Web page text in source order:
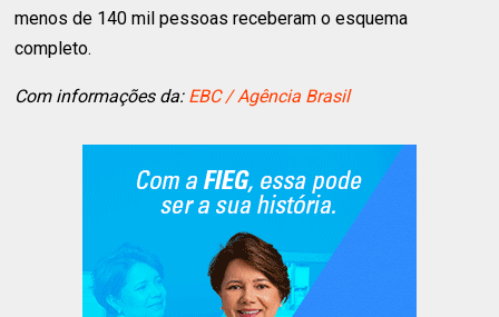
menos de 140 mil pessoas receberam o esquema
completo.
Com informações da: EBC / Agência Brasil